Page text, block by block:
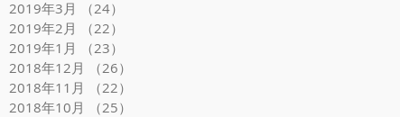
2019年3月
（24）
2019年2月
（22）
2019年1月
（23）
2018年12月
（26）
2018年11月
（22）
2018年10月
（25）